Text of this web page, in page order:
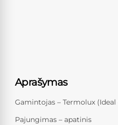
Aprašymas
Gamintojas – Termolux
Pajungimas – apatinis